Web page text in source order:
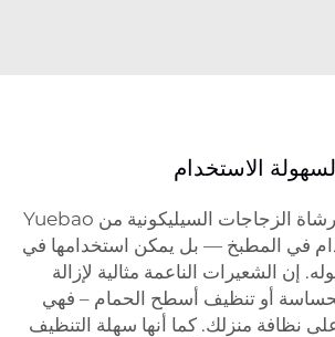
الاستخدام
مع ذلك، لا شك أن فرشاة الزجاجات السيليكونية من Yuebao
في المطبخ — بل يمكن استخدامها في
إن الشعيرات الناعمة مثالية لإزالة
الحساسة أو تنظيف أسطح الحمام – فهي
نظافة منزلك. كما أنها سهلة التنظيف